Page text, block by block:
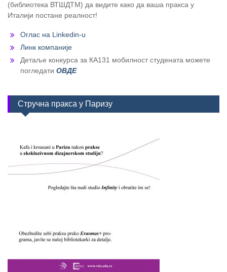
(библиотека ВТШДТМ) да видите како да ваша пракса у
Италији постане реалност!
Оглас на Linkedin-u
Линк компаније
Детаље конкурса за КА131 мобилност студената можете
погледати ОВДЕ
Стручна пракса у Паризу